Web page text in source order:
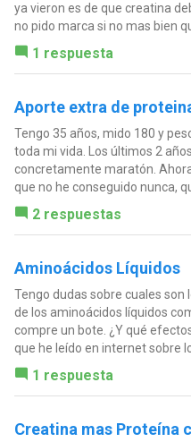
ya vieron es de que creatina
no pido marca si no mas bien
1 respuesta
Aporte extra de
Tengo 35 años, mido 180 y
toda mi vida. Los últimos 2
concretamente maratón.
que no he conseguido nunca,
2 respuestas
Aminoácidos Líquidos
Tengo dudas sobre cuales
de los aminoácidos líquidos
compre un bote. ¿Y qué
que he leído en internet sobre
1 respuesta
Creatina mas Proteína